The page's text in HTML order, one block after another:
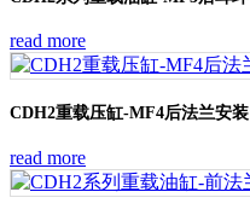
read more
CDH2重载压缸-MF4后法兰安装
read more